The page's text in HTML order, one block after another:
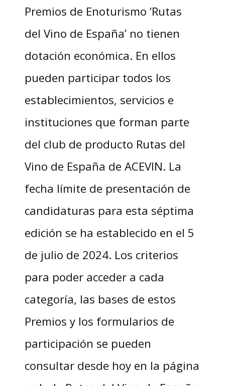
Premios de Enoturismo ‘Rutas
del Vino de España’ no tienen
dotación económica. En ellos
pueden participar todos los
establecimientos, servicios e
instituciones que forman parte
del club de producto Rutas del
Vino de España de ACEVIN. La
fecha límite de presentación de
candidaturas para esta séptima
edición se ha establecido en el 5
de julio de 2024. Los criterios
para poder acceder a cada
categoría, las bases de estos
Premios y los formularios de
participación se pueden
consultar desde hoy en la página